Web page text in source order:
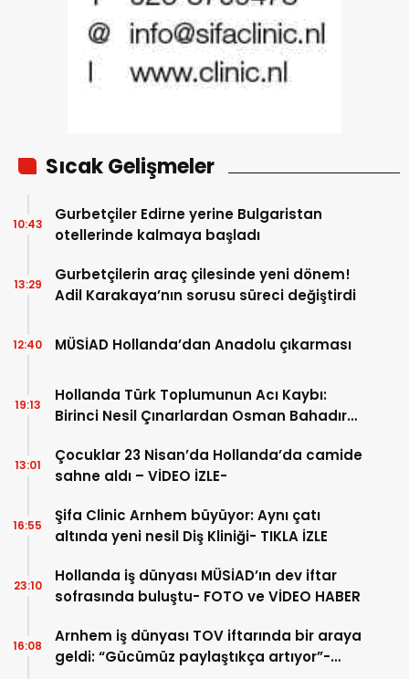
Sıcak Gelişmeler
Gurbetçiler Edirne yerine Bulgaristan
otellerinde kalmaya başladı
10:43
Gurbetçilerin araç çilesinde yeni dönem!
Adil Karakaya’nın sorusu süreci değiştirdi
13:29
MÜSİAD Hollanda’dan Anadolu çıkarması
12:40
Hollanda Türk Toplumunun Acı Kaybı:
Birinci Nesil Çınarlardan Osman Bahadır
19:13
Çocuklar 23 Nisan’da Hollanda’da camide
sahne aldı – VİDEO İZLE-
13:01
Şifa Clinic Arnhem büyüyor: Aynı çatı
altında yeni nesil Diş Kliniği- TIKLA İZLE
16:55
Hollanda iş dünyası MÜSİAD’ın dev iftar
sofrasında buluştu- FOTO ve VİDEO HABER
23:10
Arnhem iş dünyası TOV iftarında bir araya
geldi: “Gücümüz paylaştıkça artıyor”-
16:08